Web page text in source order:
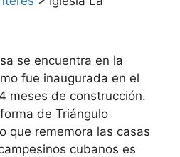
se encuentra en la
fue inaugurada en el
meses de construcción.
de Triángulo
que rememora las casas
cubanos es